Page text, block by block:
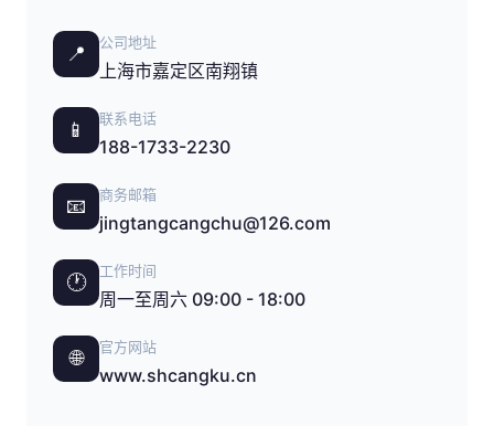
📍 公司地址
上海市嘉定区南翔镇
📱 联系电话
188-1733-2230
📧 商务邮箱
jingtangcangchu@126.com
🕐 工作时间
周一至周六 09:00 - 18:00
🌐 官方网站
www.shcangku.cn